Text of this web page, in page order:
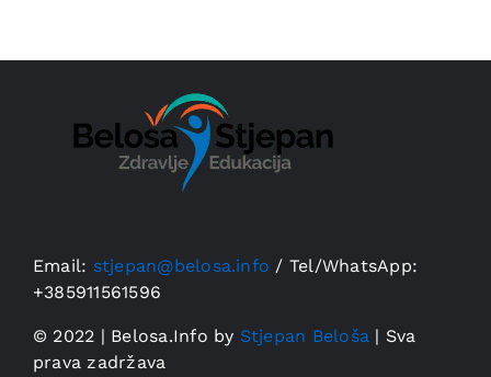
Email: stjepan@belosa.info / Tel/WhatsApp:
+385911561596
© 2022 | Belosa.Info by Stjepan Beloša | Sva
prava zadržava